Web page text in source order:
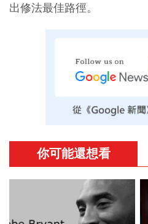
出修法最佳路徑。